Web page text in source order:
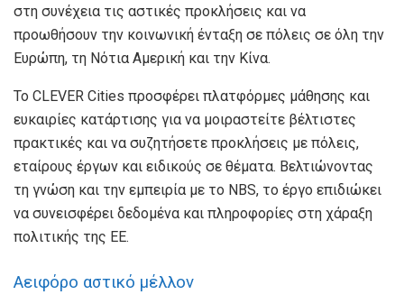
στη συνέχεια τις αστικές προκλήσεις και να
προωθήσουν την κοινωνική ένταξη σε πόλεις σε όλη την
Ευρώπη, τη Νότια Αμερική και την Κίνα.
Το CLEVER Cities προσφέρει πλατφόρμες μάθησης και
ευκαιρίες κατάρτισης για να μοιραστείτε βέλτιστες
πρακτικές και να συζητήσετε προκλήσεις με πόλεις,
εταίρους έργων και ειδικούς σε θέματα. Βελτιώνοντας
τη γνώση και την εμπειρία με το NBS, το έργο επιδιώκει
να συνεισφέρει δεδομένα και πληροφορίες στη χάραξη
πολιτικής της ΕΕ.
Αειφόρο αστικό μέλλον